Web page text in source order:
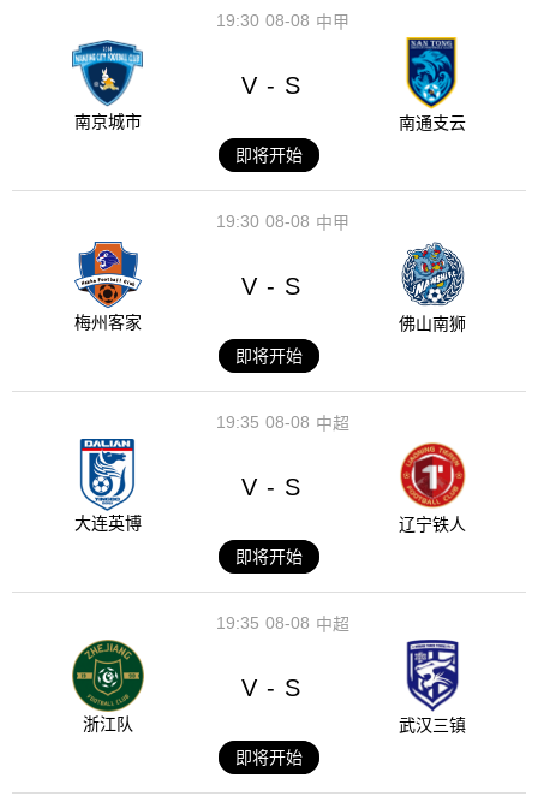
08-08
19:30 中甲
南京城市
V - S
南通支云
即将开始
08-08
19:30 中甲
梅州客家
V - S
佛山南狮
即将开始
08-08
19:35 中超
大连英博
V - S
辽宁铁人
即将开始
08-08
19:35 中超
浙江队
V - S
武汉三镇
即将开始